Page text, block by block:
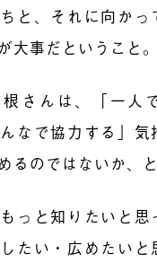
と、それに向かっ
大事だということ。
さんは、「一人
なで協力する」
るのではないか、
もっと知りたいと
たい・広めたいと